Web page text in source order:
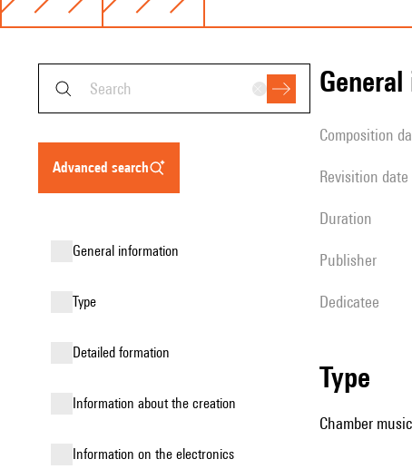
advanced search
general information
type
detailed formation
information about the creation
Information on the electronics
composition
revisition date
duration
publisher
Dedicatee
type
Chamber